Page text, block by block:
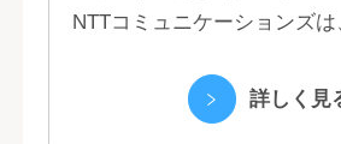
NTTコミュニケーションズ
たちは、クラウド、ネットワ
リティといっ...
詳しく見